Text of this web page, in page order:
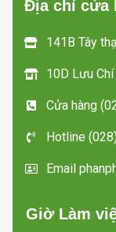
TP
Địa chỉ cửa
141B Tây
10D Lưu Chí
Cửa hàng
Hotline
Email
Giờ Làm